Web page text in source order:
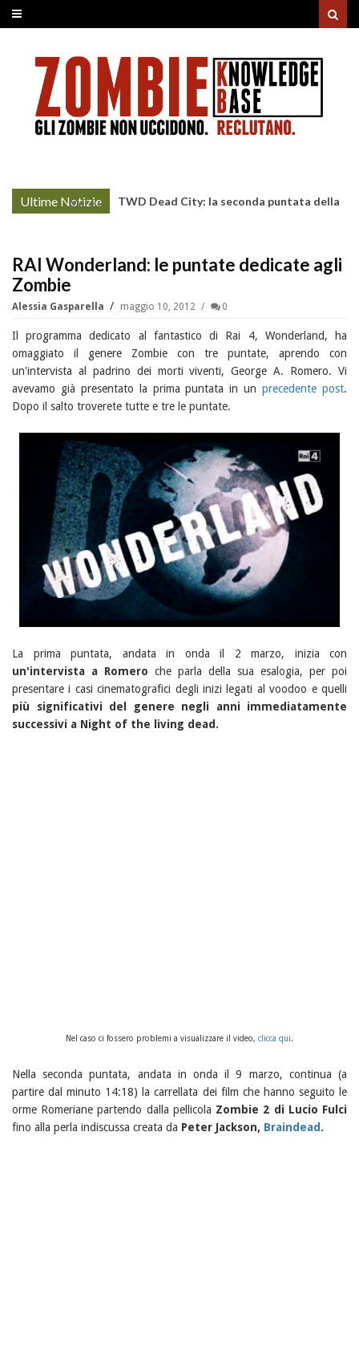
Ultime Notizie
More »
TWD Dead City: la seconda puntata della
RAI Wonderland: le puntate dedicate agli
Zombie
Alessia Gasparella maggio 10, 2012 0
Il programma dedicato al fantastico di Rai 4, Wonderland, ha
omaggiato il genere Zombie con tre puntate, aprendo con
un'intervista al padrino dei morti viventi, George A. Romero. Vi
avevamo già presentato la prima puntata in unprecedente post.
Dopo il salto troverete tutte e tre le puntate.
La prima puntata, andata in onda il 2 marzo, inizia con
un'intervista a Romero che parla della sua esalogia, per poi
presentare i casi cinematografici degli inizi legati al voodoo e quelli
più significativi del genere negli anni immediatamente
successivi a Night of the living dead.
Nel caso ci fossero problemi a visualizzare il video, clicca qui.
Nella seconda puntata, andata in onda il 9 marzo, continua (a
partire dal minuto 14:18) la carrellata dei film che hanno seguito le
orme Romeriane partendo dalla pellicola Zombie 2 di Lucio Fulci
fino alla perla indiscussa creata da Peter Jackson, Braindead.